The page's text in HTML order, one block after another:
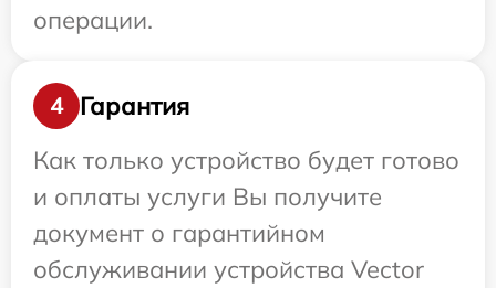
операции.
4
Гарантия
Как только устройство будет готово
и оплаты услуги Вы получите
документ о гарантийном
обслуживании устройства Vector